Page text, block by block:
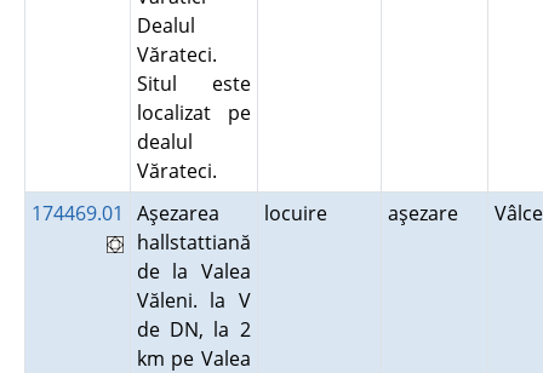
Dealul
Vărateci.
Situl este
localizat pe
dealul
Vărateci.
174469.01
Aşezarea
hallstattiană
de la Valea
Văleni. la V
de DN, la 2
km pe Valea
locuire aşezare